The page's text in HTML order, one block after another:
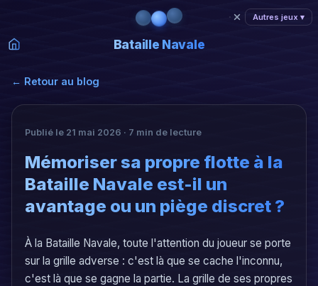
Bataille Navale
← Retour au blog
Publié le 21 mai 2026 · 7 min de lecture
Mémoriser sa propre flotte à la
Bataille Navale est-il un
avantage ou un piège discret ?
À la Bataille Navale, toute l'attention du joueur se porte
sur la grille adverse : c'est là que se cache l'inconnu,
c'est là que se gagne la partie. La grille de ses propres
Autres jeux ▾